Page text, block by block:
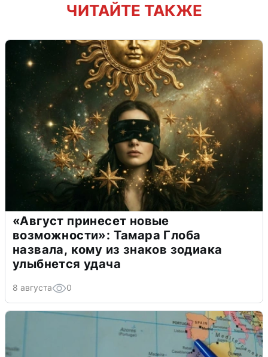
ЧИТАЙТЕ ТАКЖЕ
«Август принесет новые
возможности»: Тамара Глоба
назвала, кому из знаков зодиака
улыбнется удача
8 августа 0